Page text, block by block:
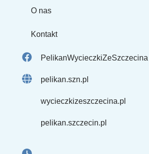
O nas
Kontakt
PelikanWycieczkiZeSzczecina
pelikan.szn.pl
wycieczkizeszczecina.pl
pelikan.szczecin.pl